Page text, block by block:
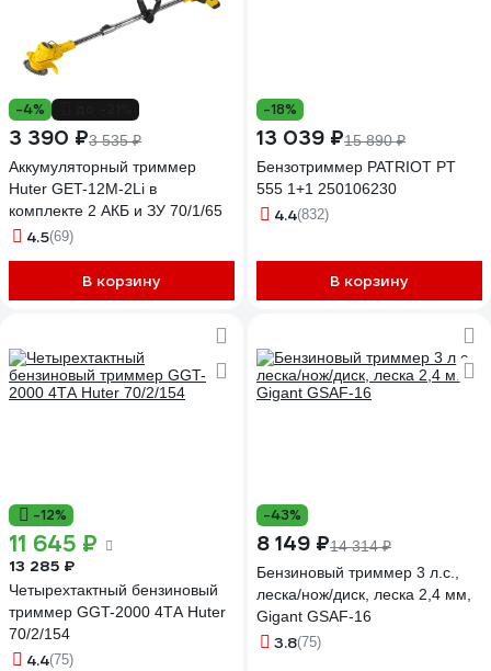
-4%
3 390 ₽3 535 ₽
Аккумуляторный триммер
Huter GET-12M-2Li в
комплекте 2 АКБ и ЗУ 70/1/65
4.5(69)
В корзину
-18%
13 039 ₽15 890 ₽
Бензотриммер PATRIOT PT
555 1+1 250106230
4.4(832)
В корзину
-12%
11 645 ₽
13 285 ₽
Четырехтактный бензиновый
триммер GGT-2000 4ТА Huter
70/2/154
4.4(75)
-43%
8 149 ₽14 314 ₽
Бензиновый триммер 3 л.с.,
леска/нож/диск, леска 2,4 мм,
Gigant GSAF-16
3.8(75)